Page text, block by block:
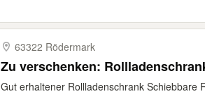
63322 Rödermark
Zu verschenken:
Gut erhaltener Rollladenschrank Schiebbare